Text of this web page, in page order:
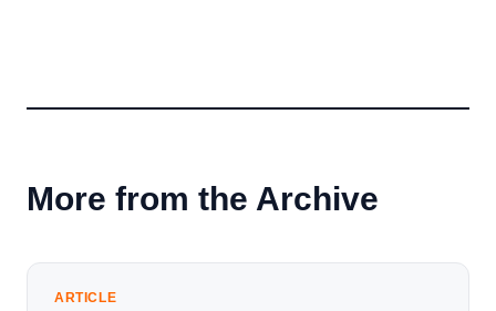
More from the Archive
ARTICLE